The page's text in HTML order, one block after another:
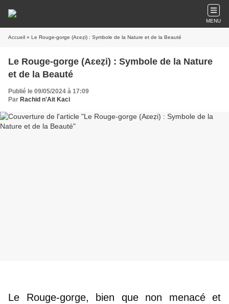
MENU
Accueil » Le Rouge-gorge (Aɛeẓi) : Symbole de la Nature et de la Beauté
Le Rouge-gorge (Aɛeẓi) : Symbole de la Nature
et de la Beauté
Publié le 09/05/2024 à 17:09
Par Rachid n'Ait Kaci
Le Rouge-gorge, bien que non menacé et